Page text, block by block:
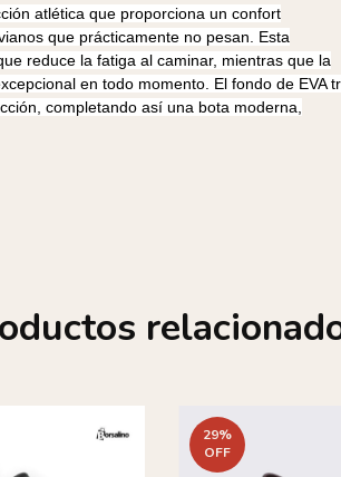
atlética que proporciona un confort
que prácticamente no pesan. Esta
reduce la fatiga al caminar, mientras que la
en todo momento. El fondo de EVA
completando así una bota moderna,
29%
OFF